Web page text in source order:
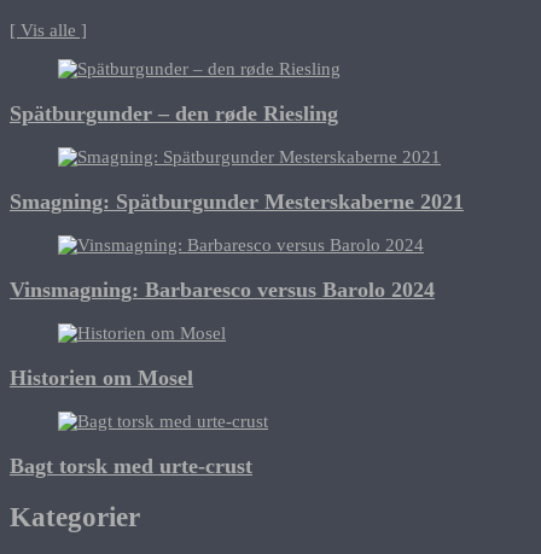
[ Vis alle ]
Spätburgunder – den røde Riesling
Smagning: Spätburgunder Mesterskaberne 2021
Vinsmagning: Barbaresco versus Barolo 2024
Historien om Mosel
Bagt torsk med urte-crust
Kategorier